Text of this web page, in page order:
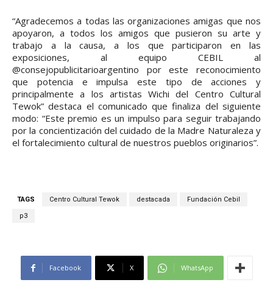
“Agradecemos a todas las organizaciones amigas que nos
apoyaron, a todos los amigos que pusieron su arte y
trabajo a la causa, a los que participaron en las
exposiciones, al equipo CEBIL al
@consejopublicitarioargentino por este reconocimiento
que potencia e impulsa este tipo de acciones y
principalmente a los artistas Wichi del Centro Cultural
Tewok” destaca el comunicado que finaliza del siguiente
modo: “Este premio es un impulso para seguir trabajando
por la concientización del cuidado de la Madre Naturaleza y
el fortalecimiento cultural de nuestros pueblos originarios”.
TAGS Centro Cultural Tewok destacada Fundación Cebil
p3
Facebook X WhatsApp